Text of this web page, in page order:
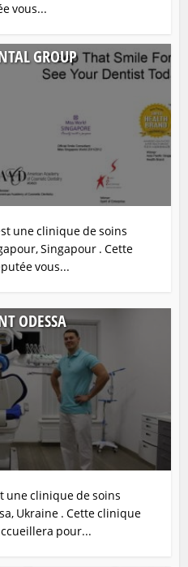
vous...
GROUP
une clinique de soins
Singapour . Cette
vous...
ODESSA
une clinique de soins
Ukraine . Cette clinique
pour...